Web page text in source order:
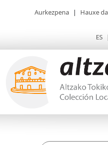
Aurkezpena | Hauxe
ES